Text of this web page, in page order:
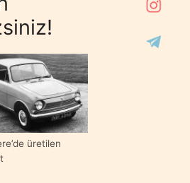
üretilen